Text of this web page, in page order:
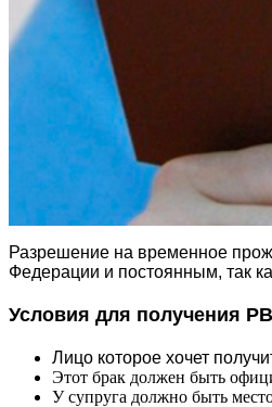
Разрешение на временное
Федерации и постоянным, так
Условия для получения
Лицо которое хочет
Этот брак должен быть
У супруга должно быть